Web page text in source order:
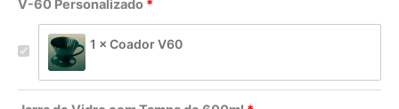
V-60 Personalizado
1 × Coador V60